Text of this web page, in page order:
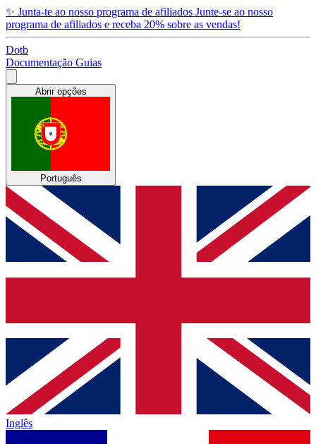
✨ Junta-te ao nosso programa de afiliados Junte-se ao nosso
programa de afiliados e receba 20% sobre as vendas!
Dotb
Documentação Guias
Abrir opções
Português
Inglês